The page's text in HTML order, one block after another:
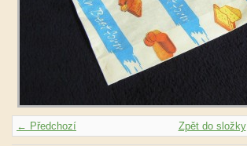
← Předchozí Zpět do složky